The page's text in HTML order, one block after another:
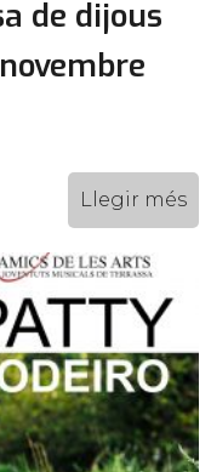
de dijous
Llegir més